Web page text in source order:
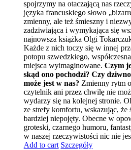
spojrzymy na otaczającą nas
języka francuskiego słowo
zmienny, ale też śmieszny i
zadziwiająca i wymykająca się
najnowsza książka Olgi
Każde z nich toczy się w innej
potopu szwedzkiego,
miejsca wyimaginowane. Czym
skąd ono pochodzi? Czy
może jest w nas? Zmienny rytm
czytelnik ani przez chwilę nie
wydarzy się na kolejnej stronie.
ze strefy komfortu, wskazując, że
bardziej niepojęty. Obecne w
groteski, czarnego humoru,
w naszej rzeczywistości nic nie
Add to cart Szczegóły